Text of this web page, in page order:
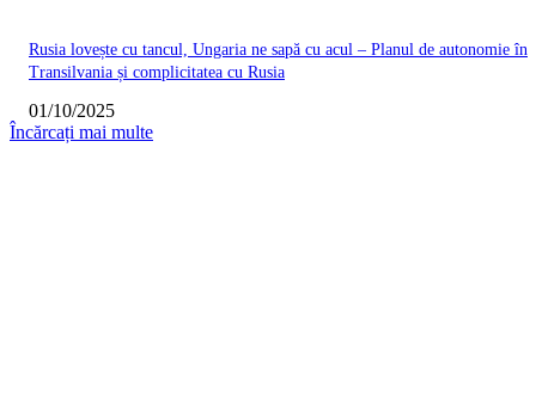
Rusia lovește cu tancul, Ungaria ne sapă cu acul – Planul de autonomie în
Transilvania și complicitatea cu Rusia
01/10/2025
Încărcați mai multe